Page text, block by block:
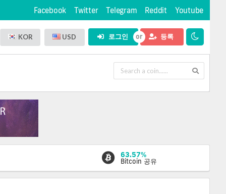
Facebook Twitter Telegram Reddit Youtube
KOR USD 로그인 등록
63.57%
Bitcoin 공유